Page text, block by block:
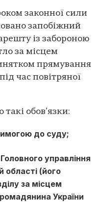
законної сили
запобіжний
із забороною
за місцем
прямування
час повітряної
обов’язки:
до суду;
управління
області (його
за місцем
України